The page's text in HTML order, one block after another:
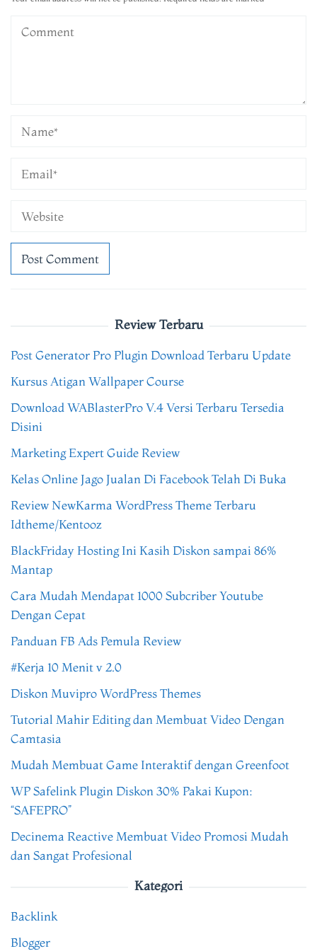
Review Terbaru
Post Generator Pro Plugin Download Terbaru Update
Kursus Atigan Wallpaper Course
Download WABlasterPro V.4 Versi Terbaru Tersedia
Disini
Marketing Expert Guide Review
Kelas Online Jago Jualan Di Facebook Telah Di Buka
Review NewKarma WordPress Theme Terbaru
Idtheme/Kentooz
BlackFriday Hosting Ini Kasih Diskon sampai 86%
Mantap
Cara Mudah Mendapat 1000 Subcriber Youtube
Dengan Cepat
Panduan FB Ads Pemula Review
#Kerja 10 Menit v 2.0
Diskon Muvipro WordPress Themes
Tutorial Mahir Editing dan Membuat Video Dengan
Camtasia
Mudah Membuat Game Interaktif dengan Greenfoot
WP Safelink Plugin Diskon 30% Pakai Kupon:
“SAFEPRO”
Decinema Reactive Membuat Video Promosi Mudah
dan Sangat Profesional
Kategori
Backlink
Blogger